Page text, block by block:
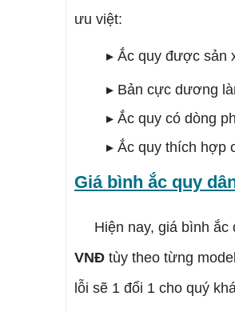
ưu việt:
▸ Ắc quy được sản
▸ Bản cực dương
▸ Ắc quy có dòng
▸ Ắc quy thích hợp
Giá bình ắc quy
Hiện nay, giá bình ắc
VNĐ tùy theo từng
lỗi sẽ 1 đổi 1 cho quý